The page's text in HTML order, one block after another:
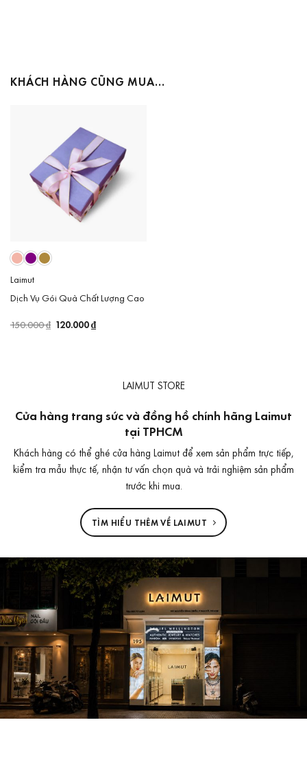
KHÁCH HÀNG CŨNG MUA…
Laimut
Dịch Vụ Gói Quà Chất Lượng Cao
150.000₫ Giá
120.000₫
LAIMUT STORE
Cửa hàng trang sức và đồng hồ chính hãng Laimut
tại TPHCM
Khách hàng có thể ghé cửa hàng Laimut để xem sản phẩm trực tiếp,
kiểm tra mẫu thực tế, nhận tư vấn chọn quà và trải nghiệm sản phẩm
trước khi mua.
TÌM HIỂU THÊM VỀ LAIMUT